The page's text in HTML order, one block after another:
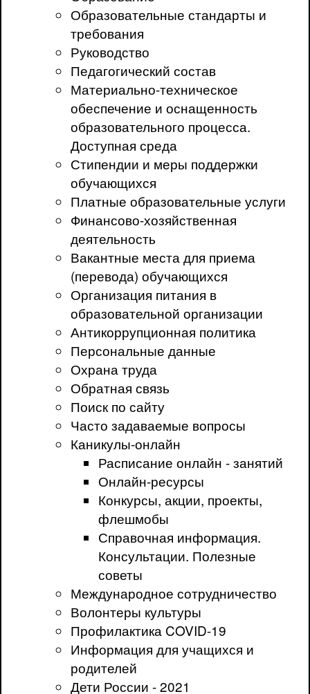
Образовательные стандарты и
требования
Руководство
Педагогический состав
Материально-техническое
обеспечение и оснащенность
образовательного процесса.
Доступная среда
Стипендии и меры поддержки
обучающихся
Платные образовательные услуги
Финансово-хозяйственная
деятельность
Вакантные места для приема
(перевода) обучающихся
Организация питания в
образовательной организации
Антикоррупционная политика
Персональные данные
Охрана труда
Обратная связь
Поиск по сайту
Часто задаваемые вопросы
Каникулы-онлайн
Расписание онлайн - занятий
Онлайн-ресурсы
Конкурсы, акции, проекты,
флешмобы
Справочная информация.
Консультации. Полезные
советы
Международное сотрудничество
Волонтеры культуры
Профилактика COVID-19
Информация для учащихся и
родителей
Дети России - 2021